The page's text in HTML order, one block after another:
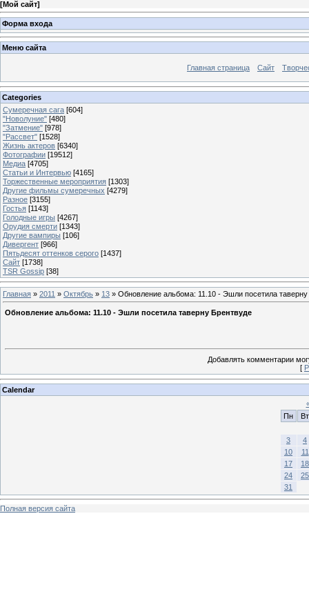
[Мой сайт]
Форма входа
Меню сайта
Главная страница Сайт
Categories
Сумеречная сага [604]
"Новолуние" [480]
"Затмение" [978]
"Рассвет" [1528]
Жизнь актеров [6340]
Фотографии [19512]
Медиа [4705]
Статьи и Интервью [4165]
Торжественные мероприятия [1303]
Другие фильмы сумеречных [4279]
Разное [3155]
Гостья [1143]
Голодные игры [4267]
Орудия смерти [1343]
Другие вампиры [106]
Дивергент [966]
Пятьдесят оттенков серого [1437]
Сайт [1738]
TSR Gossip [38]
Главная » 2011 » Октябрь » 13 » Обновление альбома: 11.10 - Эшли посетила таверну
Обновление альбома: 11.10 - Эшли посетила таверну Брентвуде
Добавлять комментарии
[
Calendar
Пн
Вт
3
4
10
11
17
18
24
25
31
Полная версия сайта